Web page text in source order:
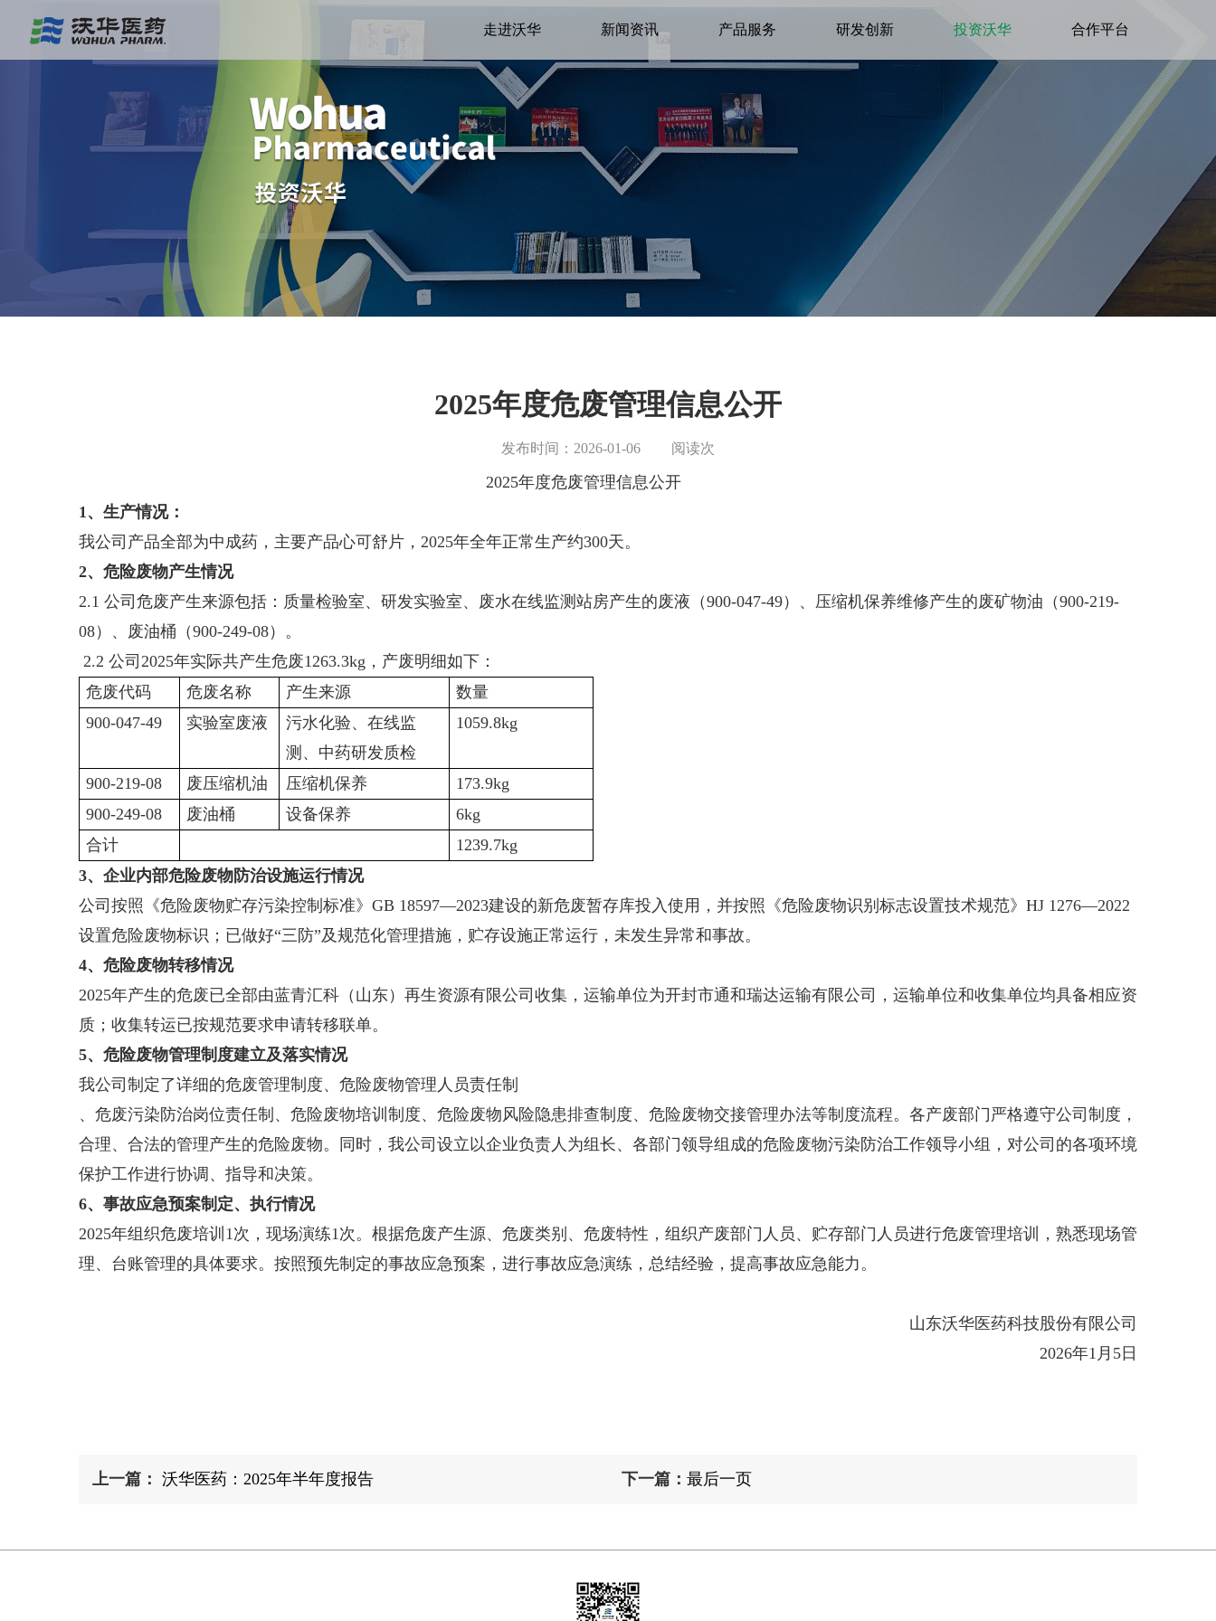
走进沃华 新闻资讯 产品服务 研发创新 投资沃华 合作平台
2025年度危废管理信息公开
发布时间：2026-01-06 阅读次
2025年度危废管理信息公开
1、生产情况：
我公司产品全部为中成药，主要产品心可舒片，2025年全年正常生产约300天。
2、危险废物产生情况
2.1 公司危废产生来源包括：质量检验室、研发实验室、废水在线监测站房产生的废液（900-047-49）、压缩机保养维修产生的废矿物油（900-219-
08）、废油桶（900-249-08）。
2.2 公司2025年实际共产生危废1263.3kg，产废明细如下：
危废代码
危废名称 产生来源
数量
900-047-49
实验室废液
污水化验、在线监
测、中药研发质检
1059.8kg
900-219-08 废压缩机油 压缩机保养
173.9kg
900-249-08
废油桶 设备保养
6kg
合计
1239.7kg
3、企业内部危险废物防治设施运行情况
公司按照《危险废物贮存污染控制标准》GB 18597—2023建设的新危废暂存库投入使用，并按照《危险废物识别标志设置技术规范》HJ 1276—2022
设置危险废物标识；已做好“三防”及规范化管理措施，贮存设施正常运行，未发生异常和事故。
4、危险废物转移情况
2025年产生的危废已全部由蓝青汇科（山东）再生资源有限公司收集，运输单位为开封市通和瑞达运输有限公司，运输单位和收集单位均具备相应资
质；收集转运已按规范要求申请转移联单。
5、危险废物管理制度建立及落实情况
我公司制定了详细的危废管理制度、危险废物管理人员责任制
、危废污染防治岗位责任制、危险废物培训制度、危险废物风险隐患排查制度、危险废物交接管理办法等制度流程。各产废部门严格遵守公司制度，
合理、合法的管理产生的危险废物。同时，我公司设立以企业负责人为组长、各部门领导组成的危险废物污染防治工作领导小组，对公司的各项环境
保护工作进行协调、指导和决策。
6、事故应急预案制定、执行情况
2025年组织危废培训1次，现场演练1次。根据危废产生源、危废类别、危废特性，组织产废部门人员、贮存部门人员进行危废管理培训，熟悉现场管
理、台账管理的具体要求。按照预先制定的事故应急预案，进行事故应急演练，总结经验，提高事故应急能力。
山东沃华医药科技股份有限公司
2026年1月5日
上一篇： 沃华医药：2025年半年度报告 下一篇： 最后一页